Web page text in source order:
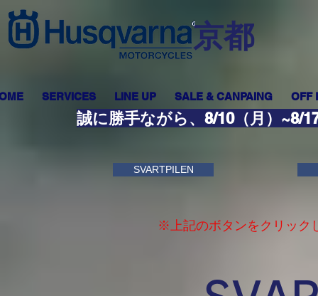
​京都
SERVICES LINE UP SALE & CANPAING OFF
誠に勝手ながら、8/10（月）~8/
SVARTPILEN
※上記のボタンをクリック